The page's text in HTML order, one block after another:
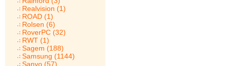
Realvision (1)
ROAD (1)
Rolsen (6)
RoverPC (32)
RWT (1)
Sagem (188)
Samsung (1144)
Sanyo (57)